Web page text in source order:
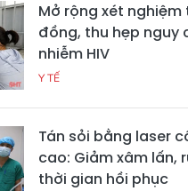
Mở rộng xét
đồng, thu hẹp nguy
nhiễm HIV
Y TẾ
Tán sỏi bằng laser
cao: Giảm xâm lấn,
thời gian hồi phục